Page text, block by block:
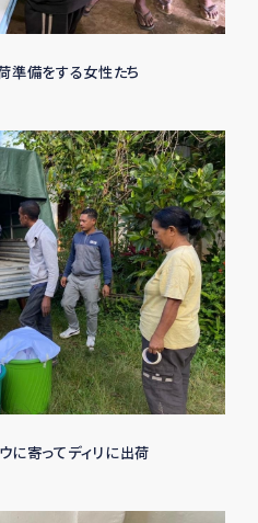
準備をする女性たち
に寄ってディリに出荷